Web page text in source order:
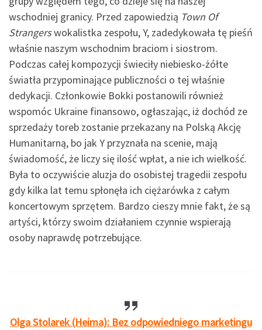
wschodniej granicy. Przed zapowiedzią Town Of
Strangerswokalistka zespołu, Y, zadedykowała tę pieśń
właśnie naszym wschodnim braciom i siostrom.
Podczas całej kompozycji świeciły niebiesko-żółte
światła przypominające publiczności o tej właśnie
dedykacji. Członkowie Bokki postanowili również
wspomóc Ukraine finansowo, ogłaszając, iż dochód ze
sprzedaży toreb zostanie przekazany na Polską Akcję
Humanitarną, bo jak Y przyznała na scenie, mają
świadomość, że liczy się ilość wpłat, a nie ich wielkość.
Była to oczywiście aluzja do osobistej tragedii zespołu
gdy kilka lat temu spłonęła ich ciężarówka z całym
koncertowym sprzętem. Bardzo cieszy mnie fakt, że są
artyści, którzy swoim działaniem czynnie wspierają
osoby naprawdę potrzebujące.
Olga Stolarek (Heima): Bez odpowiedniego marketingu